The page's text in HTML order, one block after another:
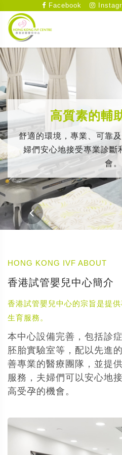
Facebook
高質素的輔
舒適的環境，專業、可靠
婦們安心地接受專業診斷
會。
HONG KONG IVF ABOUT
香港試管嬰兒中心簡介
香港試管嬰兒中心的宗旨是提
生育服務。
本中心設備完善，包括診
胚胎實驗室等，配以先進
善專業的醫療團隊，並提
服務，夫婦們可以安心地
高受孕的機會。